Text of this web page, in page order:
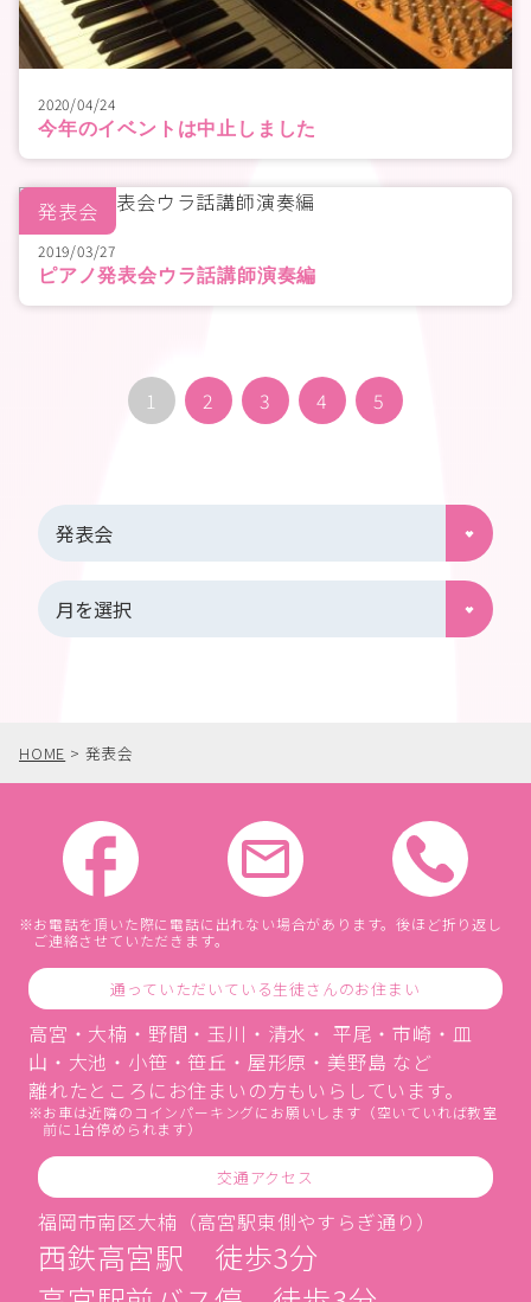
2020/04/24
今年のイベントは中止しました
2019/03/27
ピアノ発表会ウラ話講師演奏編
発表会
1 2 3 4 5
HOME > 発表会
お電話を頂いた際に電話に出れない場合があります。後ほど折り返し
ご連絡させていただきます。
通っていただいている生徒さんのお住まい
高宮・大楠・野間・玉川・清水・ 平尾・市崎・皿
山・大池・小笹・笹丘・屋形原・美野島 など
離れたところにお住まいの方もいらしています。
お車は近隣のコインパーキングにお願いします（空いていれば教室
前に1台停められます）
交通アクセス
福岡市南区大楠（高宮駅東側やすらぎ通り）
西鉄高宮駅 徒歩3分